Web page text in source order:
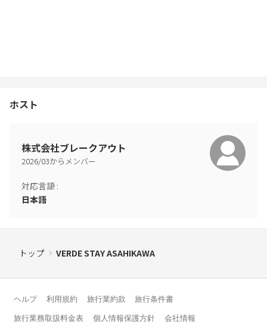
上記のルール違反が発覚した場合別途料金を請求いたします。
ホスト
株式会社ブレークアウト
2026/03からメンバー
対応言語 :
日本語
トップ VERDE STAY ASAHIKAWA
ヘルプ 利用規約 旅行業約款 旅行条件書
旅行業務取扱料金表 個人情報保護方針 会社情報